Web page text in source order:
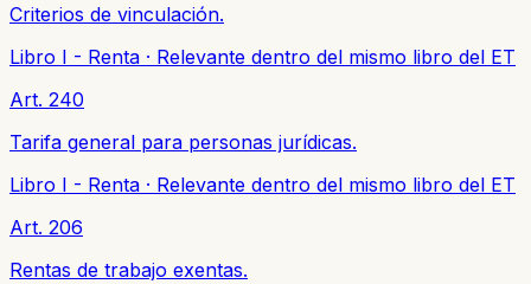
Criterios de vinculación.
Libro I - Renta · Relevante dentro del mismo libro del ET
Art. 240
Tarifa general para personas jurídicas.
Libro I - Renta · Relevante dentro del mismo libro del ET
Art. 206
Rentas de trabajo exentas.